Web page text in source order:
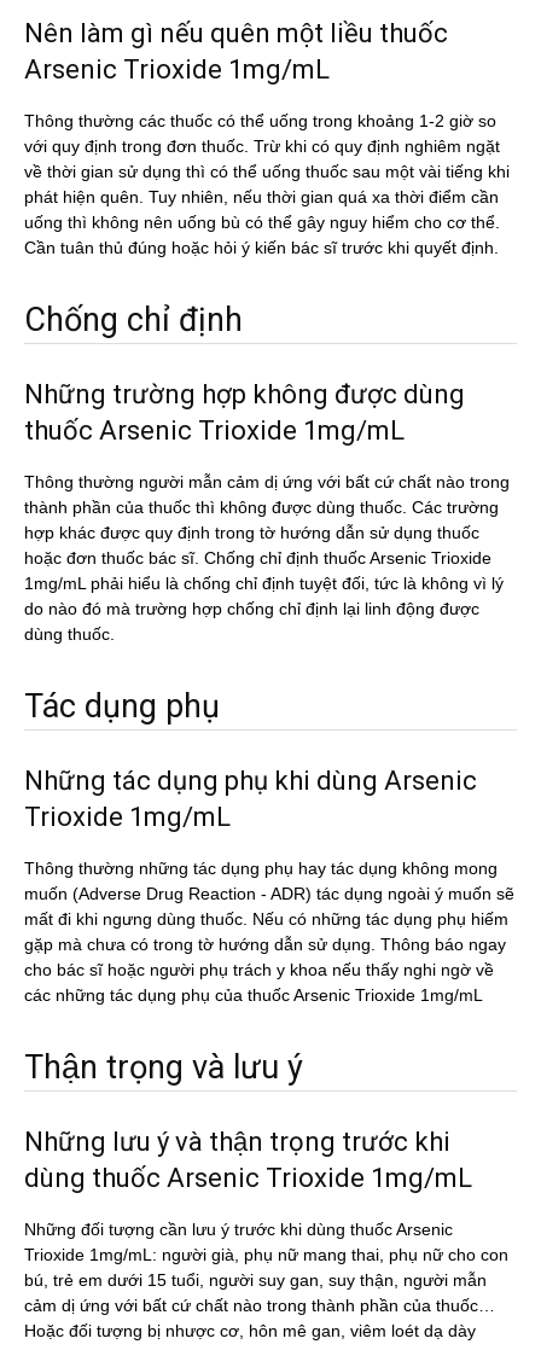
Nên làm gì nếu quên một liều thuốc
Arsenic Trioxide 1mg/mL
Thông thường các thuốc có thể uống trong khoảng 1-2 giờ so
với quy định trong đơn thuốc. Trừ khi có quy định nghiêm ngặt
về thời gian sử dụng thì có thể uống thuốc sau một vài tiếng khi
phát hiện quên. Tuy nhiên, nếu thời gian quá xa thời điểm cần
uống thì không nên uống bù có thể gây nguy hiểm cho cơ thể.
Cần tuân thủ đúng hoặc hỏi ý kiến bác sĩ trước khi quyết định.
Chống chỉ định
Những trường hợp không được dùng
thuốc Arsenic Trioxide 1mg/mL
Thông thường người mẫn cảm dị ứng với bất cứ chất nào trong
thành phần của thuốc thì không được dùng thuốc. Các trường
hợp khác được quy định trong tờ hướng dẫn sử dụng thuốc
hoặc đơn thuốc bác sĩ. Chống chỉ định thuốc Arsenic Trioxide
1mg/mL phải hiểu là chống chỉ định tuyệt đối, tức là không vì lý
do nào đó mà trường hợp chống chỉ định lại linh động được
dùng thuốc.
Tác dụng phụ
Những tác dụng phụ khi dùng Arsenic
Trioxide 1mg/mL
Thông thường những tác dụng phụ hay tác dụng không mong
muốn (Adverse Drug Reaction - ADR) tác dụng ngoài ý muốn sẽ
mất đi khi ngưng dùng thuốc. Nếu có những tác dụng phụ hiếm
gặp mà chưa có trong tờ hướng dẫn sử dụng. Thông báo ngay
cho bác sĩ hoặc người phụ trách y khoa nếu thấy nghi ngờ về
các những tác dụng phụ của thuốc Arsenic Trioxide 1mg/mL
Thận trọng và lưu ý
Những lưu ý và thận trọng trước khi
dùng thuốc Arsenic Trioxide 1mg/mL
Những đối tượng cần lưu ý trước khi dùng thuốc Arsenic
Trioxide 1mg/mL: người già, phụ nữ mang thai, phụ nữ cho con
bú, trẻ em dưới 15 tuổi, người suy gan, suy thận, người mẫn
cảm dị ứng với bất cứ chất nào trong thành phần của thuốc…
Hoặc đối tượng bị nhược cơ, hôn mê gan, viêm loét dạ dày